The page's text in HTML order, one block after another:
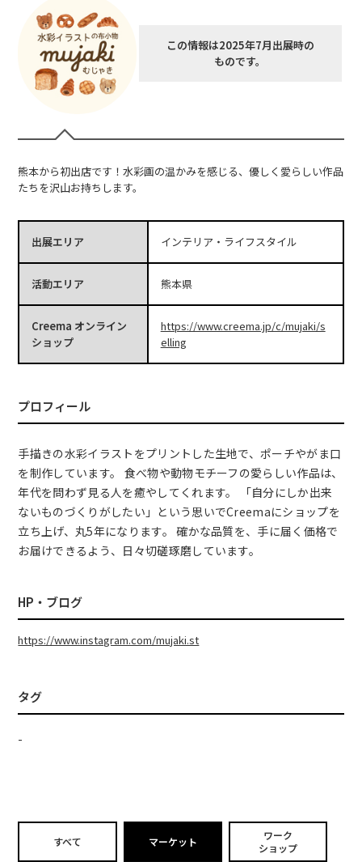
この情報は2025年7月出展時の
ものです。
熊本から初出店です！水彩画の温かみを感じる、優しく愛らしい作品
たちを沢山お持ちします。
出展エリア インテリア・ライフスタイル
活動エリア 熊本県
Creema オンライン
ショップ
https://www.creema.jp/c/mujaki/s
elling
プロフィール
手描きの水彩イラストをプリントした生地で、ポーチやがま口
を制作しています。 食べ物や動物モチーフの愛らしい作品は、
年代を問わず見る人を癒やしてくれます。 「自分にしか出来
ないものづくりがしたい」という思いでCreemaにショップを
立ち上げ、丸5年になります。 確かな品質を、手に届く価格で
お届けできるよう、日々切磋琢磨しています。
HP・ブログ
https://www.instagram.com/mujaki.st
タグ
-
すべて マーケット
ワーク
ショップ